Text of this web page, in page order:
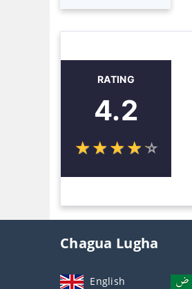
RATING
4.2
☆☆☆☆☆
★★★★★
Chagua Lugha
English